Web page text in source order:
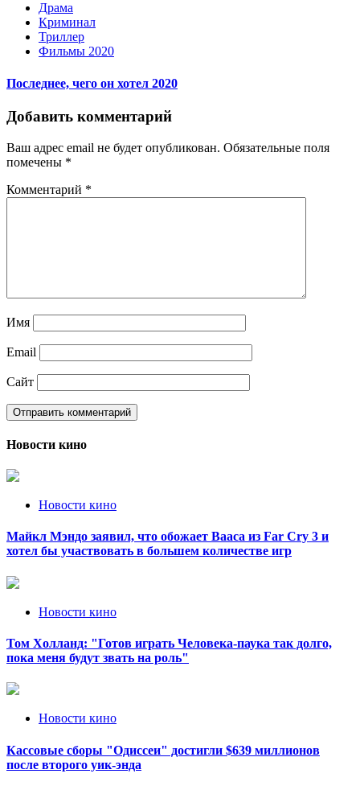
Драма
Криминал
Триллер
Фильмы 2020
Последнее, чего он хотел 2020
Добавить комментарий
Ваш адрес email не будет опубликован. Обязательные поля
помечены *
Комментарий *
Имя
Email
Сайт
Новости кино
Новости кино
Майкл Мэндо заявил, что обожает Вааса из Far Cry 3 и
хотел бы участвовать в большем количестве игр
Новости кино
Том Холланд: "Готов играть Человека-паука так долго,
пока меня будут звать на роль"
Новости кино
Кассовые сборы "Одиссеи" достигли $639 миллионов
после второго уик-энда